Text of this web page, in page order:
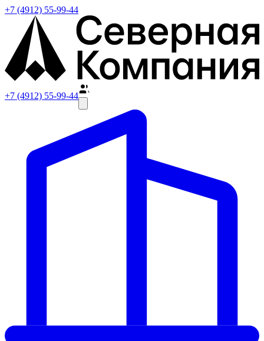
+7 (4912) 55-99-44
+7 (4912) 55-99-44